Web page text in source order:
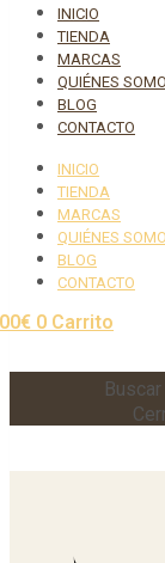
INICIO
TIENDA
MARCAS
QUIÉNES
BLOG
CONTACTO
INICIO
TIENDA
MARCAS
QUIÉNES
BLOG
CONTACTO
€ 0 Carrito
Buscar